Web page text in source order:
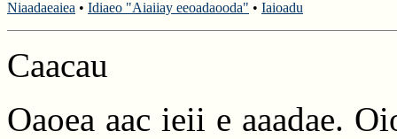
Niaadaeaiea • Idiaeo "Aiaiiay eeoadaooda" • Iaioadu
Caacau
Oaoea aac ieii e aaadae.